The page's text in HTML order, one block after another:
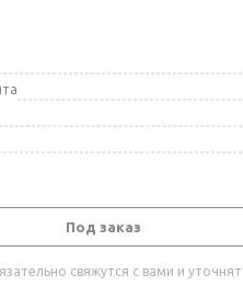
Под заказ
свяжутся с вами и уточнят